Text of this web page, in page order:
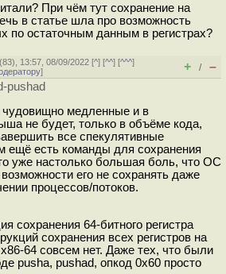
При чём тут сохранение на
в статье шла про возможность
по остаточным данным в регистрах?
(83), 13:57, 08/09/2022 [^] [^^] [^^^]
] + / –
pushad
медленные и в
не будет, только в объёме кода,
все спекулятивные
ещё есть команды для сохранения
уже настолько большая боль, что ОС
его не сохранять даже
процессов/потоков.
сохранения 64-битного регистра
сохранения всех регистров на
64 совсем нет. Даже тех, что были
pusha, pushad, опкод 0x60 просто